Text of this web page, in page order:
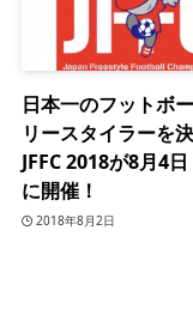
日本一のフットボ
リースタイラーを
JFFC 2018が8月4日
に開催！
2018年8月2日